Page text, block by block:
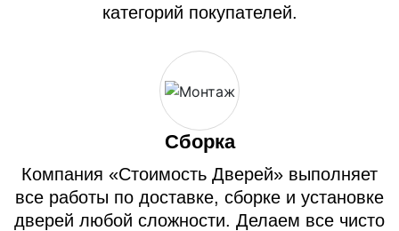
категорий покупателей.
Сборка
Компания «Стоимость Дверей» выполняет
все работы по доставке, сборке и установке
дверей любой сложности. Делаем все чисто